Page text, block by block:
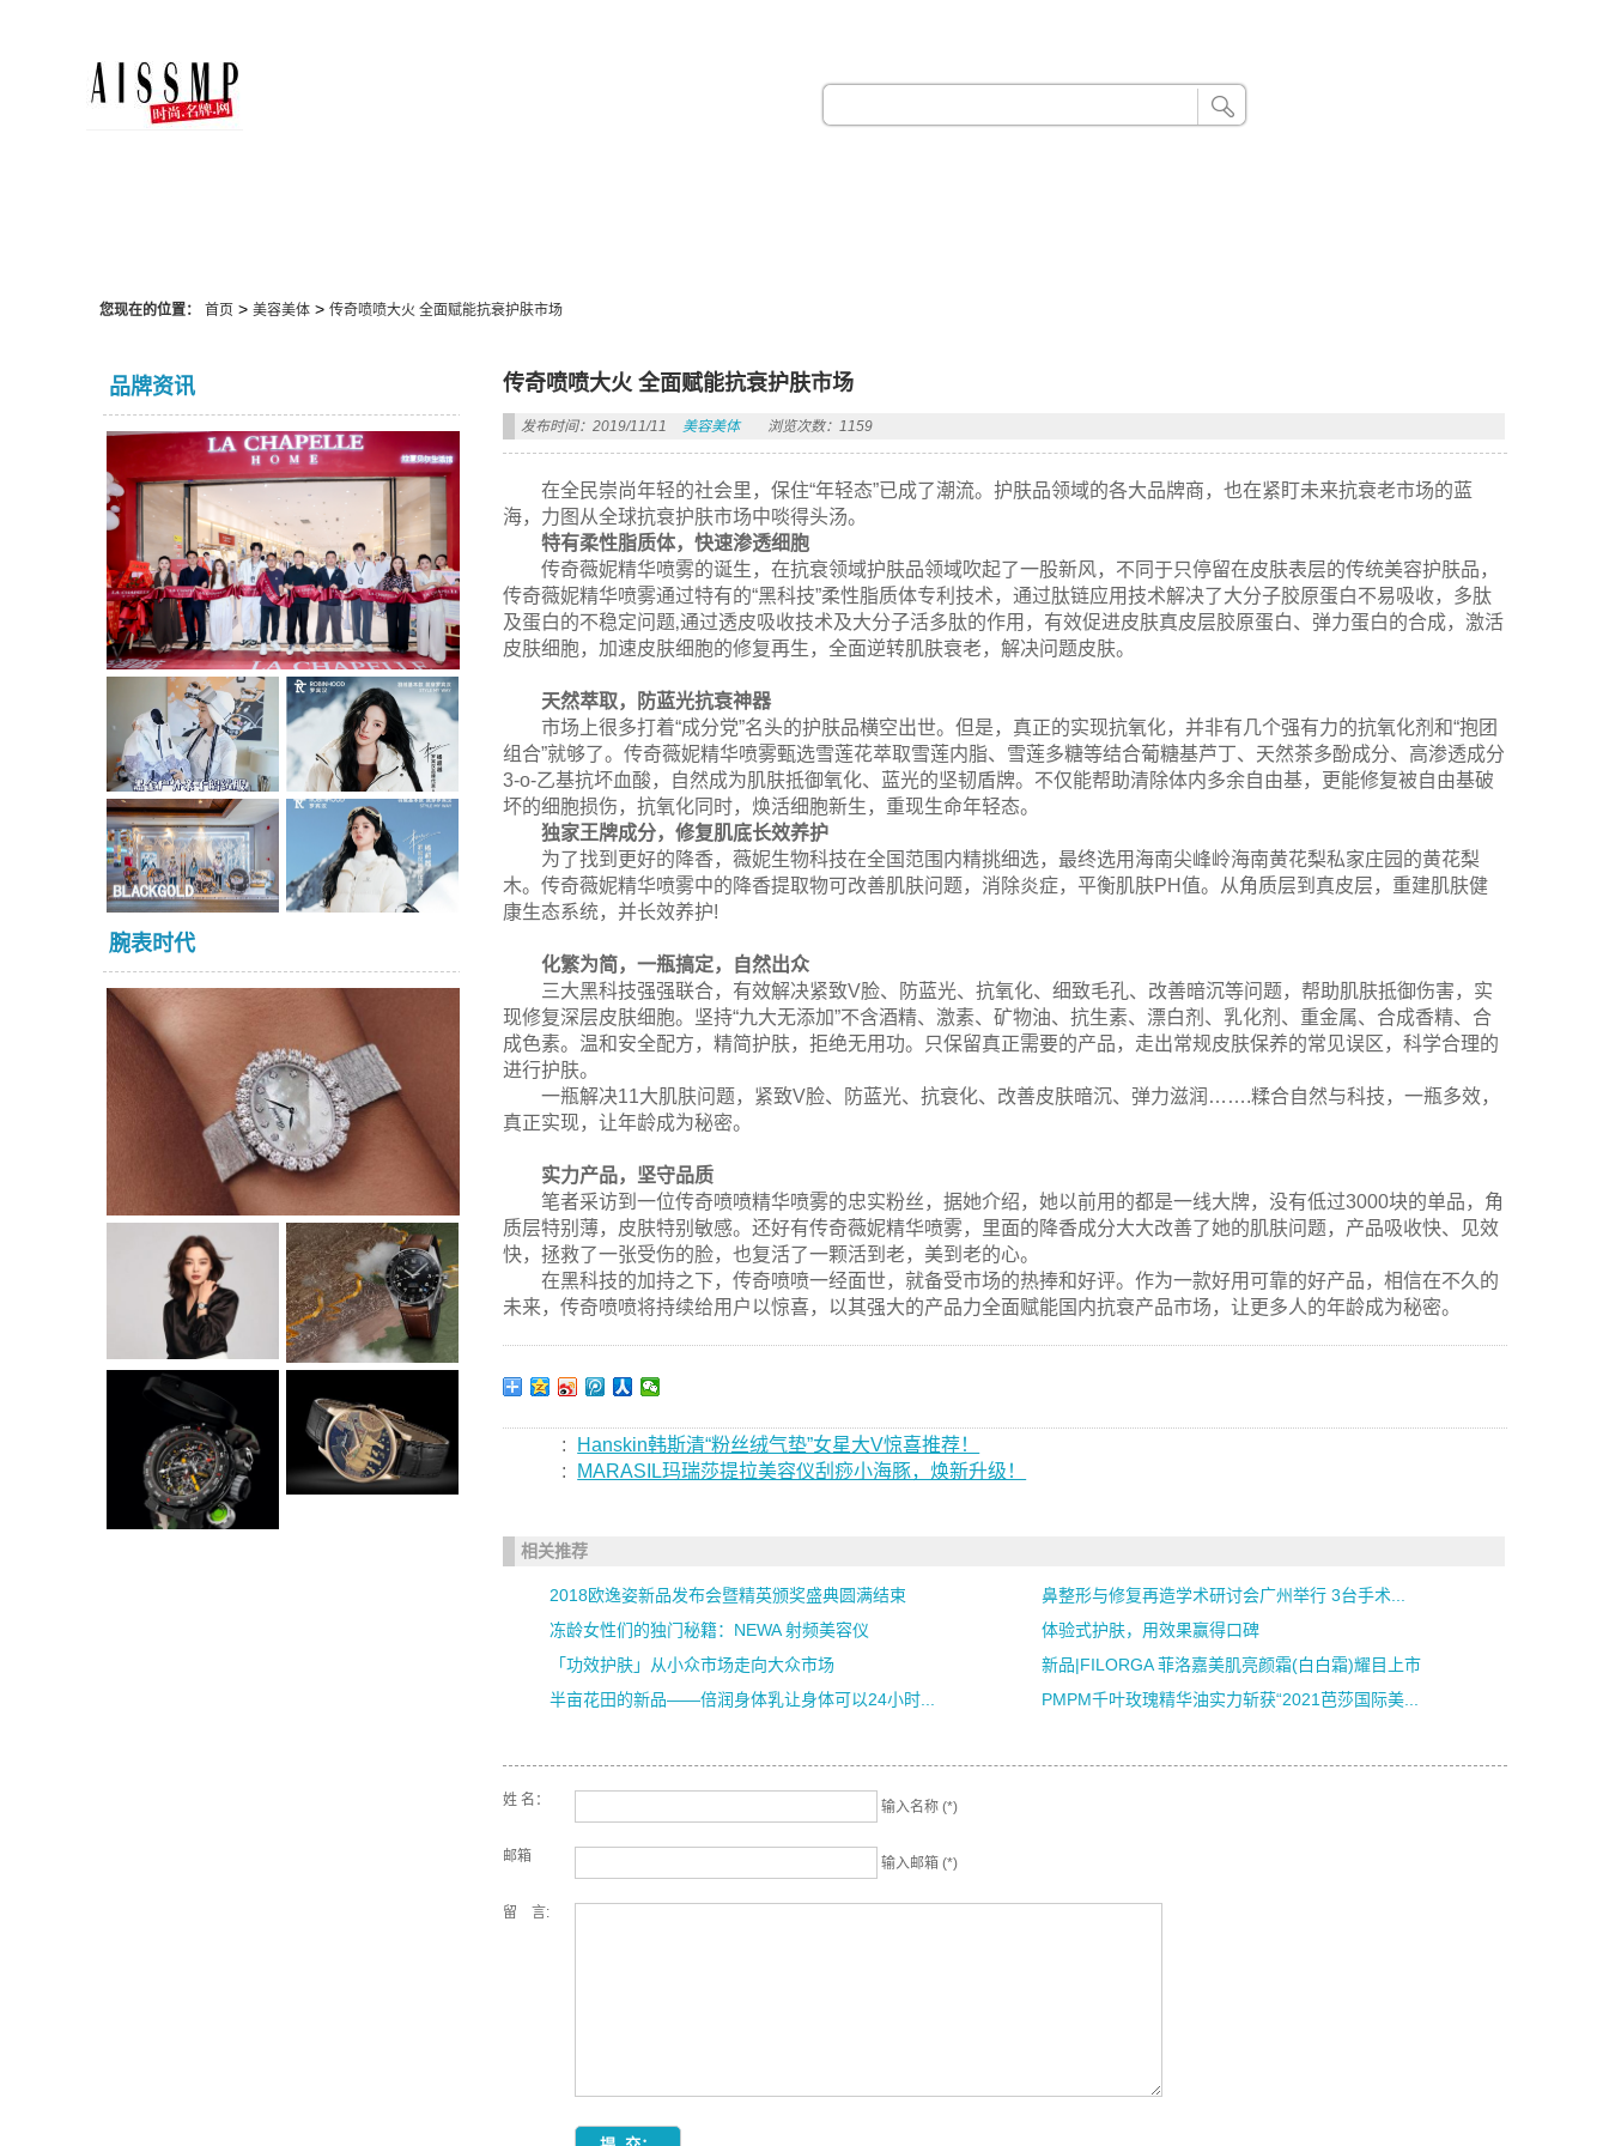
您现在的位置： 首页> 美容美体> 传奇喷喷大火 全面赋能抗衰护肤市场
品牌资讯
腕表时代
传奇喷喷大火 全面赋能抗衰护肤市场
发布时间：2019/11/11 美容美体 浏览次数：1159
在全民崇尚年轻的社会里，保住“年轻态”已成了潮流。护肤品领域的各大品牌商，也在紧盯未来抗衰老市场的蓝
海，力图从全球抗衰护肤市场中啖得头汤。
特有柔性脂质体，快速渗透细胞
传奇薇妮精华喷雾的诞生，在抗衰领域护肤品领域吹起了一股新风，不同于只停留在皮肤表层的传统美容护肤品，
传奇薇妮精华喷雾通过特有的“黑科技”柔性脂质体专利技术，通过肽链应用技术解决了大分子胶原蛋白不易吸收，多肽
及蛋白的不稳定问题‚通过透皮吸收技术及大分子活多肽的作用，有效促进皮肤真皮层胶原蛋白、弹力蛋白的合成，激活
皮肤细胞，加速皮肤细胞的修复再生，全面逆转肌肤衰老，解决问题皮肤。
天然萃取，防蓝光抗衰神器
市场上很多打着“成分党”名头的护肤品横空出世。但是，真正的实现抗氧化，并非有几个强有力的抗氧化剂和“抱团
组合”就够了。传奇薇妮精华喷雾甄选雪莲花萃取雪莲内脂、雪莲多糖等结合葡糖基芦丁、天然茶多酚成分、高渗透成分
3-o-乙基抗坏血酸，自然成为肌肤抵御氧化、蓝光的坚韧盾牌。不仅能帮助清除体内多余自由基，更能修复被自由基破
坏的细胞损伤，抗氧化同时，焕活细胞新生，重现生命年轻态。
独家王牌成分，修复肌底长效养护
为了找到更好的降香，薇妮生物科技在全国范围内精挑细选，最终选用海南尖峰岭海南黄花梨私家庄园的黄花梨
木。传奇薇妮精华喷雾中的降香提取物可改善肌肤问题，消除炎症，平衡肌肤PH值。从角质层到真皮层，重建肌肤健
康生态系统，并长效养护!
化繁为简，一瓶搞定，自然出众
三大黑科技强强联合，有效解决紧致V脸、防蓝光、抗氧化、细致毛孔、改善暗沉等问题，帮助肌肤抵御伤害，实
现修复深层皮肤细胞。坚持“九大无添加”不含酒精、激素、矿物油、抗生素、漂白剂、乳化剂、重金属、合成香精、合
成色素。温和安全配方，精简护肤，拒绝无用功。只保留真正需要的产品，走出常规皮肤保养的常见误区，科学合理的
进行护肤。
一瓶解决11大肌肤问题，紧致V脸、防蓝光、抗衰化、改善皮肤暗沉、弹力滋润…….糅合自然与科技，一瓶多效，
真正实现，让年龄成为秘密。
实力产品，坚守品质
笔者采访到一位传奇喷喷精华喷雾的忠实粉丝，据她介绍，她以前用的都是一线大牌，没有低过3000块的单品，角
质层特别薄，皮肤特别敏感。还好有传奇薇妮精华喷雾，里面的降香成分大大改善了她的肌肤问题，产品吸收快、见效
快，拯救了一张受伤的脸，也复活了一颗活到老，美到老的心。
在黑科技的加持之下，传奇喷喷一经面世，就备受市场的热捧和好评。作为一款好用可靠的好产品，相信在不久的
未来，传奇喷喷将持续给用户以惊喜，以其强大的产品力全面赋能国内抗衰产品市场，让更多人的年龄成为秘密。
:
Hanskin韩斯清“粉丝绒气垫”女星大V惊喜推荐！
:
MARASIL玛瑞莎提拉美容仪刮痧小海豚，焕新升级！
相关推荐
2018欧逸姿新品发布会暨精英颁奖盛典圆满结束
鼻整形与修复再造学术研讨会广州举行 3台手术...
冻龄女性们的独门秘籍：NEWA 射频美容仪
体验式护肤，用效果赢得口碑
「功效护肤」从小众市场走向大众市场
新品|FILORGA 菲洛嘉美肌亮颜霜(白白霜)耀目上市
半亩花田的新品——倍润身体乳让身体可以24小时...
PMPM千叶玫瑰精华油实力斩获“2021芭莎国际美...
姓 名： 输入名称 (*)
邮箱 输入邮箱 (*)
留 言: